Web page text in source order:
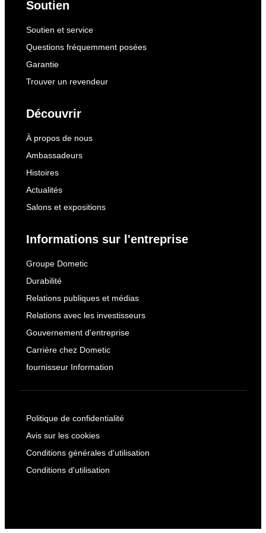
Soutien
Soutien et service
Questions fréquemment posées
Garantie
Trouver un revendeur
Découvrir
À propos de nous
Ambassadeurs
Histoires
Actualités
Salons et expositions
Informations sur l'entreprise
Groupe Dometic
Durabilité
Relations publiques et médias
Relations avec les investisseurs
Gouvernement d'entreprise
Carrière chez Dometic
fournisseur Information
Politique de confidentialité
Avis sur les cookies
Conditions générales d'utilisation
Conditions d'utilisation